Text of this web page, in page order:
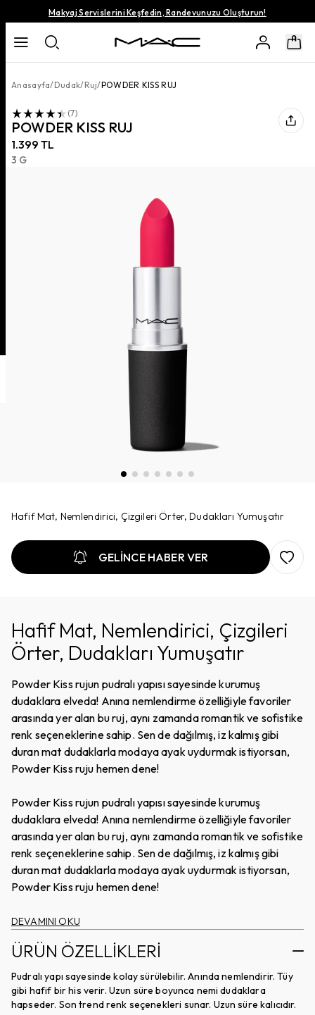
Makyaj Servislerini Keşfedin, Randevunuzu Oluşturun!
Anasayfa/Dudak/Ruj/POWDER KISS RUJ
(7)
POWDER KISS RUJ
1.399 TL
3 G
Hafif Mat, Nemlendirici, Çizgileri Örter, Dudakları Yumuşatır
GELİNCE HABER VER
Hafif Mat, Nemlendirici, Çizgileri
Örter, Dudakları Yumuşatır
Powder Kiss rujun pudralı yapısı sayesinde kurumuş
dudaklara elveda! Anına nemlendirme özelliğiyle favoriler
arasında yer alan bu ruj, aynı zamanda romantik ve sofistike
renk seçeneklerine sahip. Sen de dağılmış, iz kalmış gibi
duran mat dudaklarla modaya ayak uydurmak istiyorsan,
Powder Kiss ruju hemen dene!
Powder Kiss rujun pudralı yapısı sayesinde kurumuş
dudaklara elveda! Anına nemlendirme özelliğiyle favoriler
arasında yer alan bu ruj, aynı zamanda romantik ve sofistike
renk seçeneklerine sahip. Sen de dağılmış, iz kalmış gibi
duran mat dudaklarla modaya ayak uydurmak istiyorsan,
Powder Kiss ruju hemen dene!
DEVAMINI OKU
ÜRÜN ÖZELLİKLERİ
Pudralı yapı sayesinde kolay sürülebilir. Anında nemlendirir. Tüy
gibi hafif bir his verir. Uzun süre boyunca nemi dudaklara
hapseder. Son trend renk seçenekleri sunar. Uzun süre kalıcıdır.